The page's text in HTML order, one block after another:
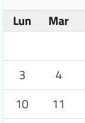
Lun
Mar
3
4
10
11